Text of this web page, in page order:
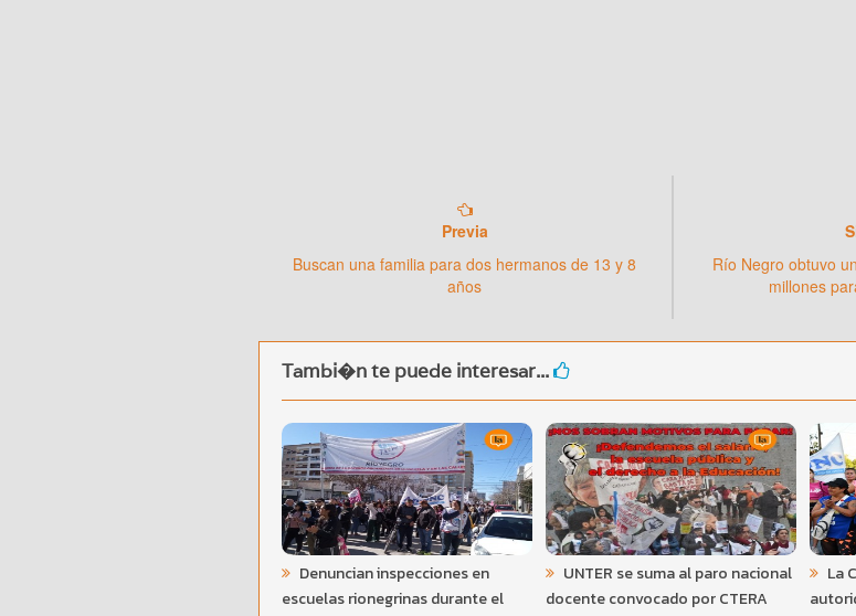
Previa
Buscan una familia para dos hermanos de 13 y 8
años
Río Negro obtuvo
millones
Tambi�n te puede interesar...
Denuncian inspecciones en
escuelas rionegrinas durante el
UNTER se suma al paro nacional
docente convocado por CTERA
La